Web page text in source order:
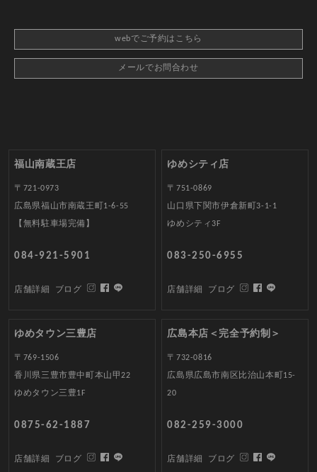
webでご予約はこちら
メールでお問合わせ
福山南蔵王店
〒721-0973
広島県福山市南蔵王町1-6-55
【無料駐車場完備】
084-921-5901
店舗詳細 ブログ
ゆめシティ店
〒751-0869
山口県下関市伊倉新町3-1-1
ゆめシティ3F
083-250-6955
店舗詳細 ブログ
ゆめタウン三豊店
〒769-1506
香川県三豊市豊中町本山甲22
ゆめタウン三豊1F
0875-62-1887
店舗詳細 ブログ
広島本店＜完全予約制＞
〒732-0816
広島県広島市南区比治山本町15-
20
082-259-3000
店舗詳細 ブログ